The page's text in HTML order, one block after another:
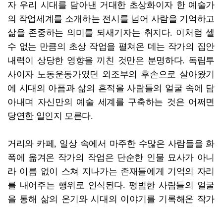
자 우리 시대를 담아낸 거대한 초상화이자 한 예술가
의 작업세계를 소개하는 전시를 넘어 사람을 기억하고
삶을 존중하는 의미를 되새기자는 취지다. 이처럼 셀
수 없는 만큼의 초상 작업을 펼쳐온 데는 작가의 집안
내력이 상당한 영향을 끼친 것만은 분명하다. 독립투
사이자 노동운동가였던 외조부의 후손으로 살아왔기
에 시대의 아픔과 삶의 흔적을 사람들의 얼굴 속에 담
아내며 자신만의 예술 세계를 구축하는 것은 어쩌면
당연한 일인지 모른다.
거리와 카페, 일상 속에서 마주한 수많은 사람들을 화
폭에 옮겨온 작가의 작업은 단순한 인물 묘사가 아니
라 이름 없이 스쳐 지나가는 존재들에게 기억의 자리
를 내어주는 행위로 인식된다. 평범한 사람들의 얼굴
을 통해 삶의 온기와 시대의 이야기를 기록해온 작가